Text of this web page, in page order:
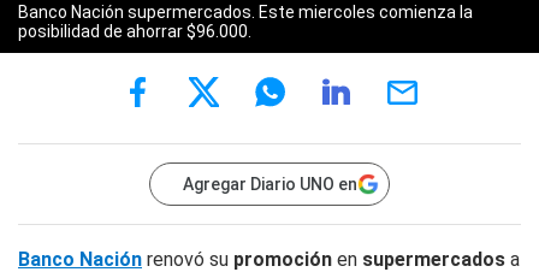
Banco Nación supermercados. Este miercoles comienza la
posibilidad de ahorrar $96.000.
Agregar Diario UNO en
Banco Nación renovó su promoción en supermercados a